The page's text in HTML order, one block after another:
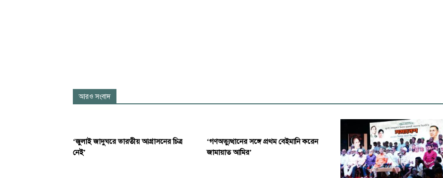
আরও সংবাদ
‘জুলাই জাদুঘরে ভারতীয় আগ্রাসনের চিত্র
নেই’
‘গণঅভ্যুত্থানের সঙ্গে প্রথম বেইমানি করেন
জামায়াত আমির’